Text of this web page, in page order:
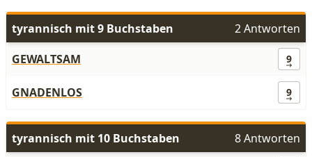
tyrannisch mit 9 Buchstaben
2 Antworten
GEWALTSAM
9
GNADENLOS 9
tyrannisch mit 10 Buchstaben
8 Antworten